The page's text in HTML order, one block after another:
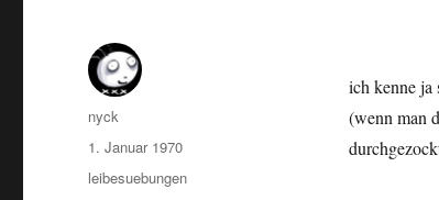
ich kenne ja
(wenn man
Autor
nyck
Veröffentlicht
am
1. Januar 1970
Kategorien
leibesuebungen